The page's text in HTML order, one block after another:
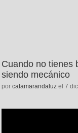
Cuando no tienes
siendo mecánico
por calamarandaluz el 7